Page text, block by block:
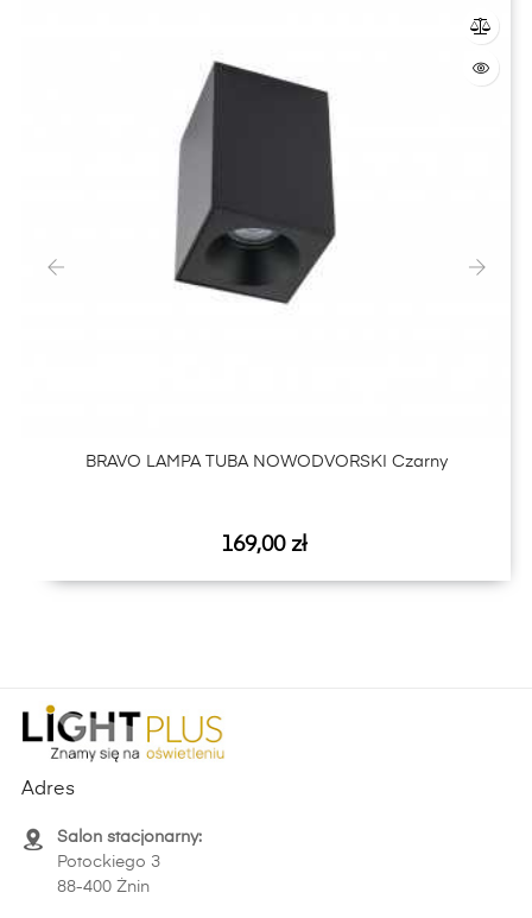
BRAVO LAMPA TUBA NOWODVORSKI Czarny
Cena
169,00 zł
Adres
Salon stacjonarny:
Potockiego 3
88-400 Żnin